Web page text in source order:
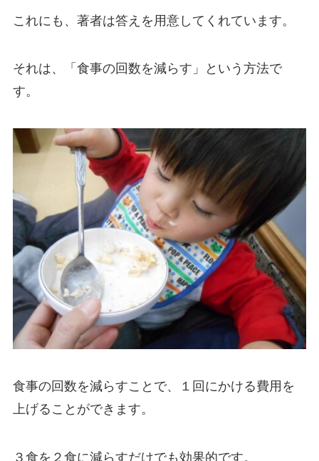
これにも、著者は答えを用意してくれています。
それは、 「食事の回数を減らす」
という方法で
す。
食事の回数を減らすことで、１回にかける費用を
上げることができます。
３食を２食に減らすだけでも効果的です。